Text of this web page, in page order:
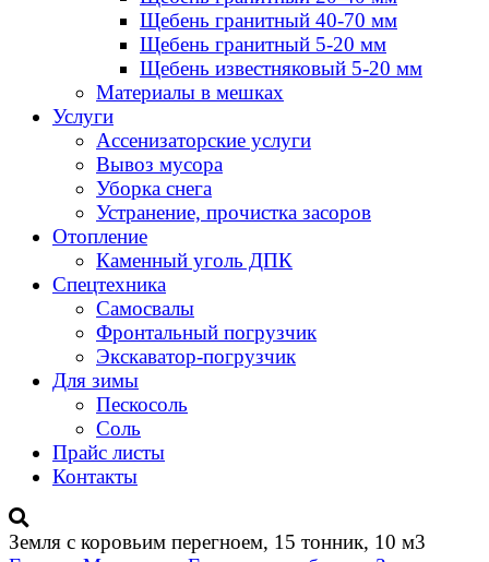
Щебень гранитный 40-70 мм
Щебень гранитный 5-20 мм
Щебень известняковый 5-20 мм
Материалы в мешках
Услуги
Ассенизаторские услуги
Вывоз мусора
Уборка снега
Устранение, прочистка засоров
Отопление
Каменный уголь ДПК
Спецтехника
Самосвалы
Фронтальный погрузчик
Экскаватор-погрузчик
Для зимы
Пескосоль
Соль
Прайс листы
Контакты
Земля с коровьим перегноем, 15 тонник, 10 м3